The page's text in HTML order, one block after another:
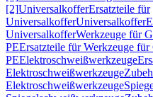
[2]UniversalkofferErsatzteile für
UniversalkofferUniversalkoffer
UniversalkofferWerkzeuge für
PEErsatzteile für Werkzeuge
PEElektroschweißwerkzeuge
Elektroschweißwerkzeuge
Elektroschweißwerkzeuge